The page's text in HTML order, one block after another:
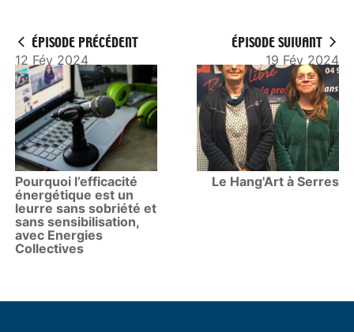
ÉPISODE PRÉCÉDENT
12 Fév 2024
Pourquoi l’efficacité
énergétique est un
leurre sans sobriété et
sans sensibilisation,
avec Energies
Collectives
ÉPISODE SUIVANT
19 Fév 2024
Le Hang'Art à Serres